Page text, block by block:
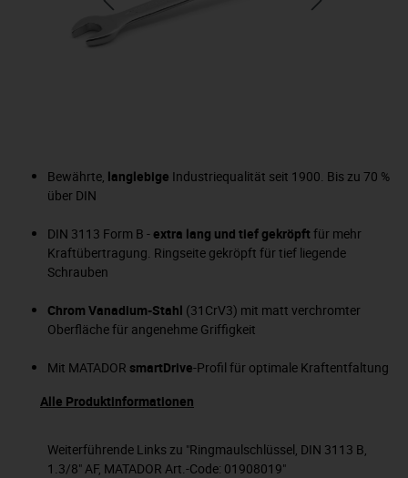
Bewährte, langlebige Industriequalität seit 1900. Bis zu 70 %
über DIN
DIN 3113 Form B -extra lang und tief gekröpftfür mehr
Kraftübertragung. Ringseite gekröpft für tief liegende
Schrauben
Chrom Vanadium-Stahl (31CrV3) mit matt verchromter
Oberfläche für angenehme Griffigkeit
Mit MATADOR smartDrive-Profil für optimale Kraftentfaltung
Alle Produktinformationen
Weiterführende Links zu "Ringmaulschlüssel, DIN 3113 B,
1.3/8" AF, MATADOR Art.-Code: 01908019"